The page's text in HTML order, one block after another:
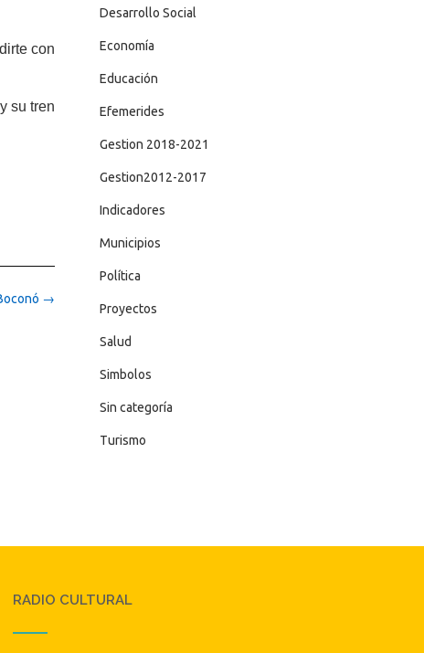
con
su tren
→
Desarrollo Social
Economía
Educación
Efemerides
Gestion 2018-2021
Gestion2012-2017
Indicadores
Municipios
Política
Proyectos
Salud
Simbolos
Sin categoría
Turismo
RADIO CULTURAL